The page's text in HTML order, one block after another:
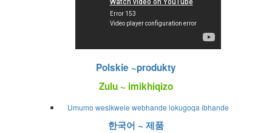
Polskie ~produkty
Zulu ~ imikhiqizo
Umumo wesikwele webhande lokugoqa ibhande
한국어 ~ 제품